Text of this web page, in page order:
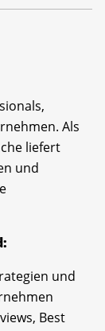
Als
liefert
und
und
Best